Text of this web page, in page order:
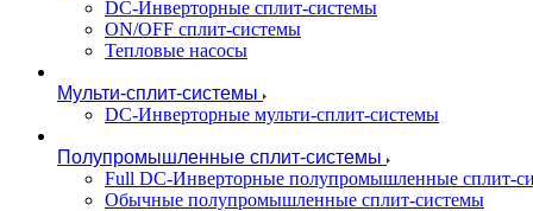
DC-Инверторные сплит-системы
ON/OFF сплит-системы
Тепловые насосы
Мульти-сплит-системы
DC-Инверторные мульти-сплит-системы
Полупромышленные сплит-системы
Full DC-Инверторные полупромышленные сплит-
Обычные полупромышленные сплит-системы